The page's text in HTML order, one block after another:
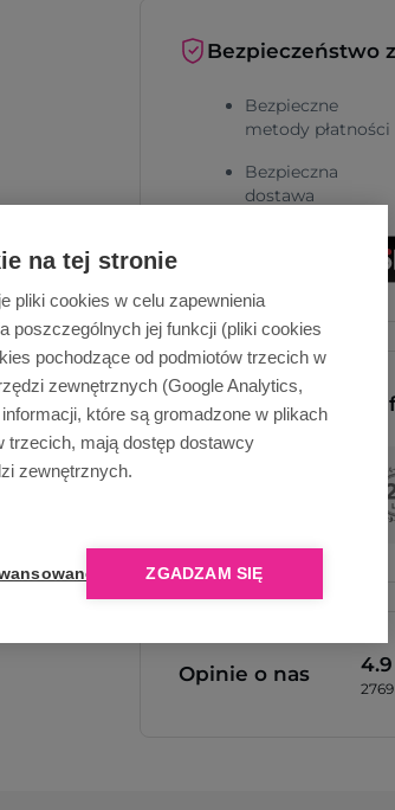
na tej stronie
pliki cookies w celu zapewnienia
poszczególnych jej funkcji (pliki cookies
pochodzące od podmiotów trzecich w
zewnętrznych (Google Analytics,
które są gromadzone w plikach
trzecich, mają dostęp dostawcy
zewnętrznych.
ZGADZAM SIĘ
Bezpieczeństwo
Bezpieczne
metody płatności
Bezpieczna
dostawa
Dlaczego
Opinie o nas 4.9
2769